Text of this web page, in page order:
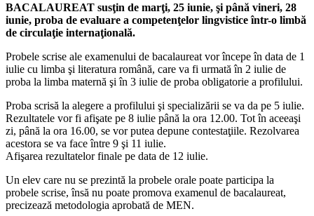
BACALAUREAT susţin de marţi, 25 iunie, şi până vineri, 28
iunie, proba de evaluare a competenţelor lingvistice într-o limbă
de circulaţie internaţională.
Probele scrise ale examenului de bacalaureat vor începe în data de 1
iulie cu limba şi literatura română, care va fi urmată în 2 iulie de
proba la limba maternă şi în 3 iulie de proba obligatorie a profilului.
Proba scrisă la alegere a profilului şi specializării se va da pe 5 iulie.
Rezultatele vor fi afişate pe 8 iulie până la ora 12.00. Tot în aceeaşi
zi, până la ora 16.00, se vor putea depune contestaţiile. Rezolvarea
acestora se va face între 9 şi 11 iulie.
Afişarea rezultatelor finale pe data de 12 iulie.
Un elev care nu se prezintă la probele orale poate participa la
probele scrise, însă nu poate promova examenul de bacalaureat,
precizează metodologia aprobată de MEN.